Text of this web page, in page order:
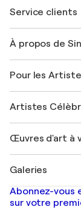
Service clients
Expédition
Offrir une carte
Rejoignez
Mon compte
+33 1 76 44 06
À propos de
FAQ
Magazine
Emplois
Découvrez une
Pour les
Se connecter
Artistes
Marc Chagall
Banksy
Mr. Brainwash
Shepard Fairey
Œuvres d'art à
Tableaux
Peintures de
Estampes
Galeries
Galeries d'art
Galeries d'art
Abonnez-vous
sur votre